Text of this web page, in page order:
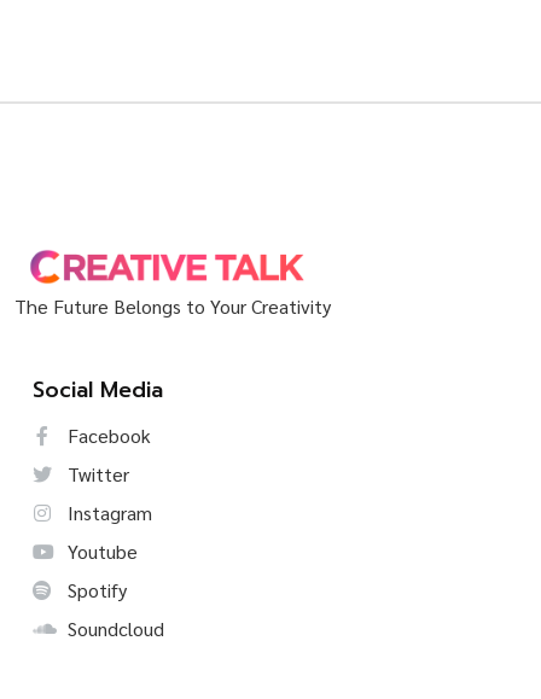
The Future Belongs to Your Creativity
Social Media
Facebook
Twitter
Instagram
Youtube
Spotify
Soundcloud